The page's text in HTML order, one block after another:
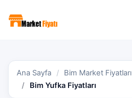
Ana Sayfa
Bim Market Fiyatları
Bim Yufka Fiyatları